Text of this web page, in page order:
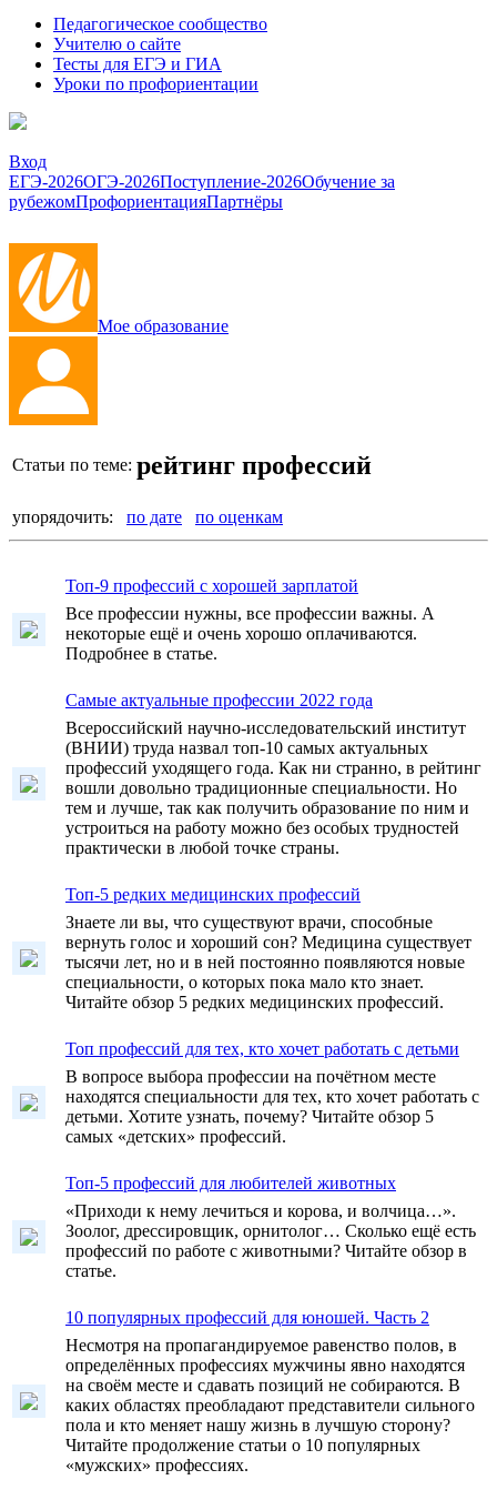
Педагогическое сообщество
Учителю о сайте
Тесты для ЕГЭ и ГИА
Уроки по профориентации
Вход
ЕГЭ-2026ОГЭ-2026Поступление-2026Обучение за
рубежомПрофориентацияПартнёры
Мое образование
Статьи по теме: рейтинг профессий
упорядочить: по дате по оценкам
Топ-9 профессий с хорошей зарплатой
Все профессии нужны, все профессии важны. А
некоторые ещё и очень хорошо оплачиваются.
Подробнее в статье.
Самые актуальные профессии 2022 года
Всероссийский научно-исследовательский институт
(ВНИИ) труда назвал топ-10 самых актуальных
профессий уходящего года. Как ни странно, в рейтинг
вошли довольно традиционные специальности. Но
тем и лучше, так как получить образование по ним и
устроиться на работу можно без особых трудностей
практически в любой точке страны.
Топ-5 редких медицинских профессий
Знаете ли вы, что существуют врачи, способные
вернуть голос и хороший сон? Медицина существует
тысячи лет, но и в ней постоянно появляются новые
специальности, о которых пока мало кто знает.
Читайте обзор 5 редких медицинских профессий.
Топ профессий для тех, кто хочет работать с детьми
В вопросе выбора профессии на почётном месте
находятся специальности для тех, кто хочет работать с
детьми. Хотите узнать, почему? Читайте обзор 5
самых «детских» профессий.
Топ-5 профессий для любителей животных
«Приходи к нему лечиться и корова, и волчица…».
Зоолог, дрессировщик, орнитолог… Сколько ещё есть
профессий по работе с животными? Читайте обзор в
статье.
10 популярных профессий для юношей. Часть 2
Несмотря на пропагандируемое равенство полов, в
определённых профессиях мужчины явно находятся
на своём месте и сдавать позиций не собираются. В
каких областях преобладают представители сильного
пола и кто меняет нашу жизнь в лучшую сторону?
Читайте продолжение статьи о 10 популярных
«мужских» профессиях.